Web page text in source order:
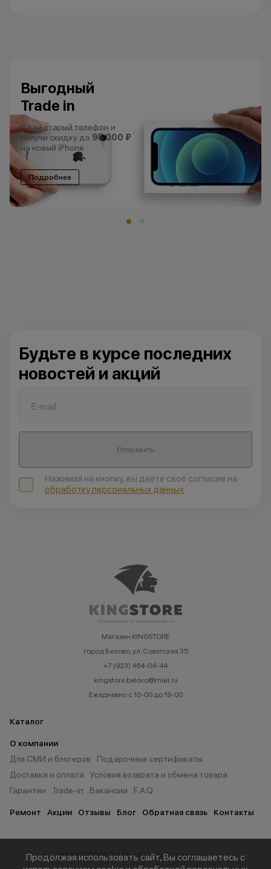
Выгодный
Trade in
Сдай старый телефон и
получи скидку до 95 000 ₽
на новый iPhone
Подробнее
Будьте в курсе последних
новостей и акций
Отправить
Нажимая на кнопку, вы даёте своё согласие на
обработку персональных данных
Магазин KINGSTORE
город Белово, ул. Советская 35
+7 (923) 464-04-44
kingstore.belovo@mail.ru
Ежедневно с 10-00 до 19-00
Каталог
О компании
Для СМИ и блогеров
Подарочные сертификаты
Доставка и оплата
Условия возврата и обмена товара
Гарантии
Trade-in Вакансии F.A.Q.
Ремонт Акции Отзывы Блог Обратная связь Контакты
© KINGSTORE 2026 г. Все права защищены.
Продолжая использовать сайт, Вы соглашаетесь с